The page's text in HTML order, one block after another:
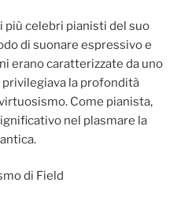
più celebri pianisti del suo
di suonare espressivo e
erano caratterizzate da uno
la profondità
Come pianista,
nel plasmare la
di Field